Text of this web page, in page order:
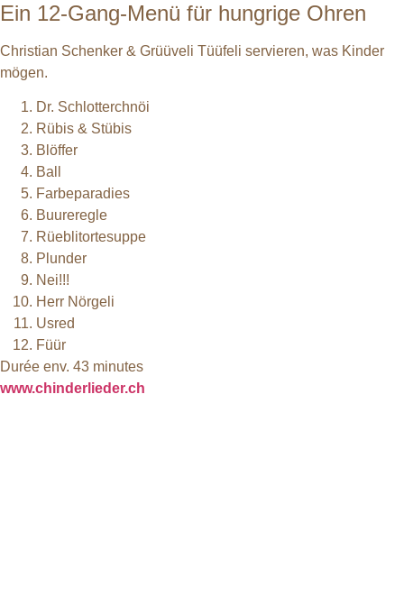
Ein 12-Gang-Menü für hungrige Ohren
Christian Schenker & Grüüveli Tüüfeli servieren, was Kinder
mögen.
Dr. Schlotterchnöi
Rübis & Stübis
Blöffer
Ball
Farbeparadies
Buureregle
Rüeblitortesuppe
Plunder
Nei!!!
Herr Nörgeli
Usred
Füür
Durée env. 43 minutes
www.chinderlieder.ch